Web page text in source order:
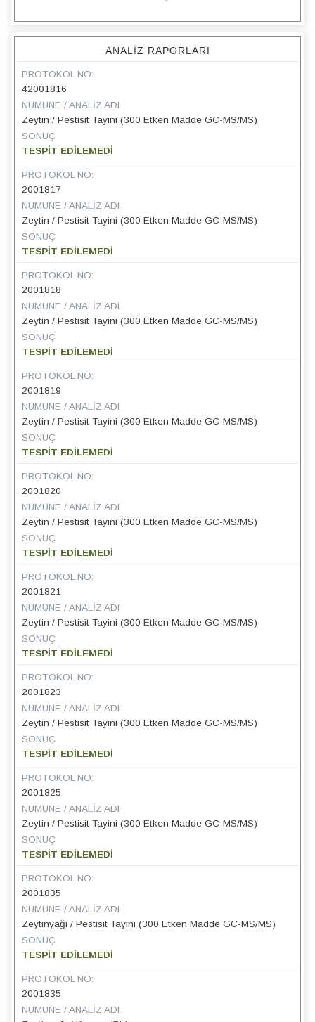
ANALIZ RAPORLARI
PROTOKOL NO:
42001816
NUMUNE / ANALIZ ADI
Zeytin / Pestisit Tayini (300 Etken Madde GC-MS/MS)
SONUÇ
TESPİT EDİLEMEDİ
PROTOKOL NO:
2001817
NUMUNE / ANALIZ ADI
Zeytin / Pestisit Tayini (300 Etken Madde GC-MS/MS)
SONUÇ
TESPİT EDİLEMEDİ
PROTOKOL NO:
2001818
NUMUNE / ANALIZ ADI
Zeytin / Pestisit Tayini (300 Etken Madde GC-MS/MS)
SONUÇ
TESPİT EDİLEMEDİ
PROTOKOL NO:
2001819
NUMUNE / ANALIZ ADI
Zeytin / Pestisit Tayini (300 Etken Madde GC-MS/MS)
SONUÇ
TESPİT EDİLEMEDİ
PROTOKOL NO:
2001820
NUMUNE / ANALIZ ADI
Zeytin / Pestisit Tayini (300 Etken Madde GC-MS/MS)
SONUÇ
TESPİT EDİLEMEDİ
PROTOKOL NO:
2001821
NUMUNE / ANALIZ ADI
Zeytin / Pestisit Tayini (300 Etken Madde GC-MS/MS)
SONUÇ
TESPİT EDİLEMEDİ
PROTOKOL NO:
2001823
NUMUNE / ANALIZ ADI
Zeytin / Pestisit Tayini (300 Etken Madde GC-MS/MS)
SONUÇ
TESPİT EDİLEMEDİ
PROTOKOL NO:
2001825
NUMUNE / ANALIZ ADI
Zeytin / Pestisit Tayini (300 Etken Madde GC-MS/MS)
SONUÇ
TESPİT EDİLEMEDİ
PROTOKOL NO:
2001835
NUMUNE / ANALIZ ADI
Zeytinyağı / Pestisit Tayini (300 Etken Madde GC-MS/MS)
SONUÇ
TESPİT EDİLEMEDİ
PROTOKOL NO:
2001835
NUMUNE / ANALIZ ADI